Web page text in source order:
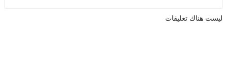
ليست هناك تعليقات